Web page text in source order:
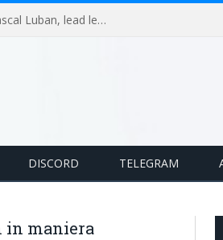
GameLoop Podcast #GL54: Q&A session with Pascal Luban, lead level designer on Splinter Cell multiplayer games
DISCORD TELEGRAM
in maniera